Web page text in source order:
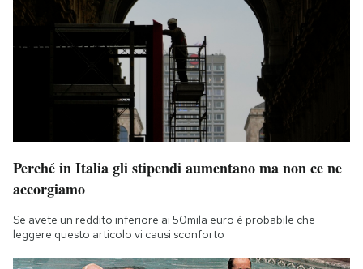
Perché in Italia gli stipendi aumentano ma non ce ne
accorgiamo
Se avete un reddito inferiore ai 50mila euro è probabile che
leggere questo articolo vi causi sconforto